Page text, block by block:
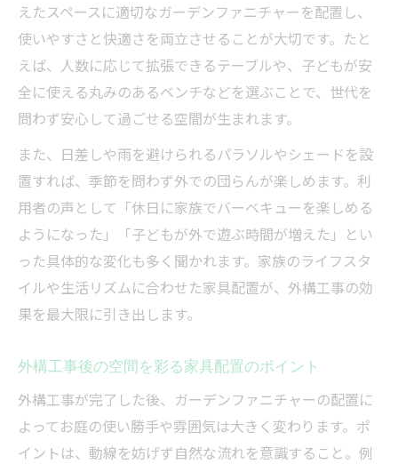
えたスペースに適切なガーデンファニチャーを配置し、
使いやすさと快適さを両立させることが大切です。たと
えば、人数に応じて拡張できるテーブルや、子どもが安
全に使える丸みのあるベンチなどを選ぶことで、世代を
問わず安心して過ごせる空間が生まれます。
また、日差しや雨を避けられるパラソルやシェードを設
置すれば、季節を問わず外での団らんが楽しめます。利
用者の声として「休日に家族でバーベキューを楽しめる
ようになった」「子どもが外で遊ぶ時間が増えた」とい
った具体的な変化も多く聞かれます。家族のライフスタ
イルや生活リズムに合わせた家具配置が、外構工事の効
果を最大限に引き出します。
外構工事後の空間を彩る家具配置のポイント
外構工事が完了した後、ガーデンファニチャーの配置に
よってお庭の使い勝手や雰囲気は大きく変わります。ポ
イントは、動線を妨げず自然な流れを意識すること。例